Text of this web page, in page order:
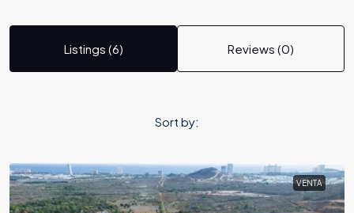
Listings (6) Reviews (0)
Sort by:
VENTA